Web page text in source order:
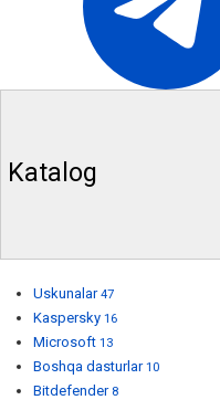
Katalog
Uskunalar 47
Kaspersky 16
Microsoft 13
Boshqa dasturlar 10
Bitdefender 8